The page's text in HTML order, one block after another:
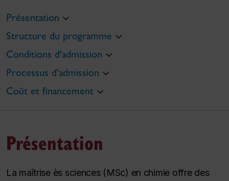
Présentation
Structure du programme
Conditions d'admission
Processus d'admission
Coût et financement
Présentation
La maîtrise ès sciences (MSc) en chimie offre des